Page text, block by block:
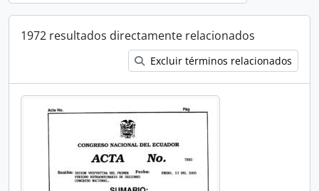
1972 resultados directamente relacionados
Excluir términos relacionados